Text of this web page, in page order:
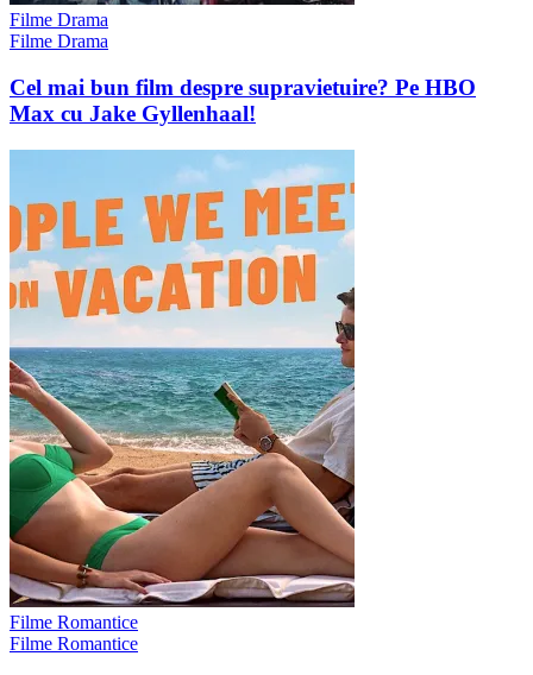
Filme Drama
Filme Drama
Cel mai bun film despre supravietuire? Pe HBO
Max cu Jake Gyllenhaal!
Filme Romantice
Filme Romantice